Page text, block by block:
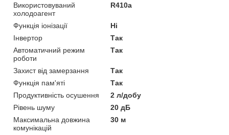
Використовуваний
холодоагент
R410a
Функція іонізації
Ні
Інвертор
Так
Автоматичний режим
роботи
Так
Захист від замерзання
Так
Функція пам'яті
Так
Продуктивність осушення
2 л/добу
Рівень шуму
20 дБ
Максимальна довжина
комунікацій
30 м